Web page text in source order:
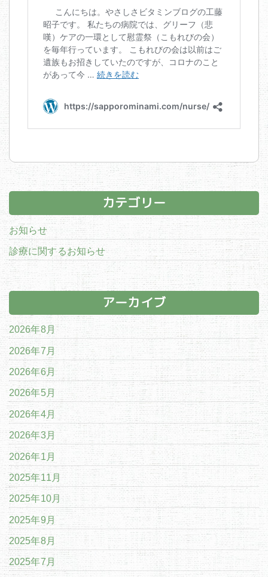
カテゴリー
お知らせ
診療に関するお知らせ
アーカイブ
2026年8月
2026年7月
2026年6月
2026年5月
2026年4月
2026年3月
2026年1月
2025年11月
2025年10月
2025年9月
2025年8月
2025年7月